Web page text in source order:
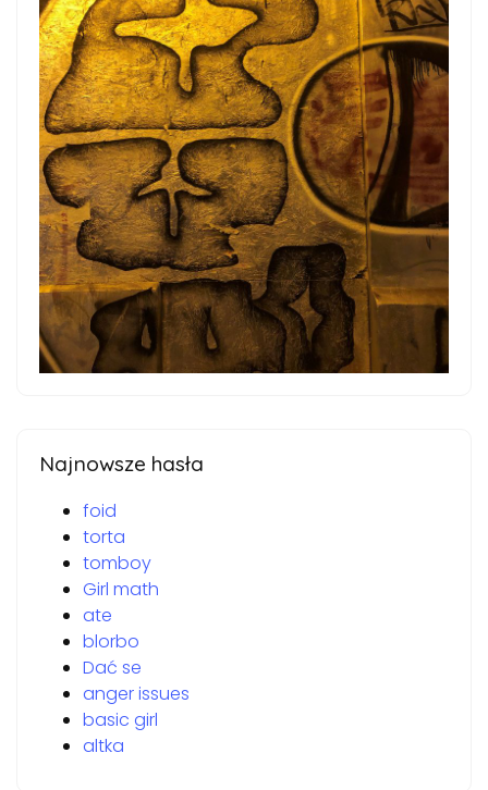
Najnowsze hasła
foid
torta
tomboy
Girl math
ate
blorbo
Dać se
anger issues
basic girl
altka